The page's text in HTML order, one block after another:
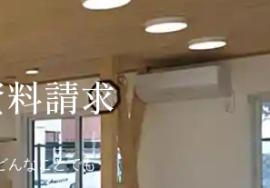
請求
んなことでも